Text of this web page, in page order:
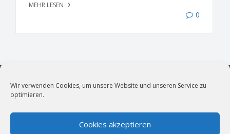
Wir verwenden Cookies, um unsere Website und unseren Service zu
optimieren.
Cookies akzeptieren
MEHR LESEN
0
vollblut LiveMarketingLive- und Kulturmarketing für München.